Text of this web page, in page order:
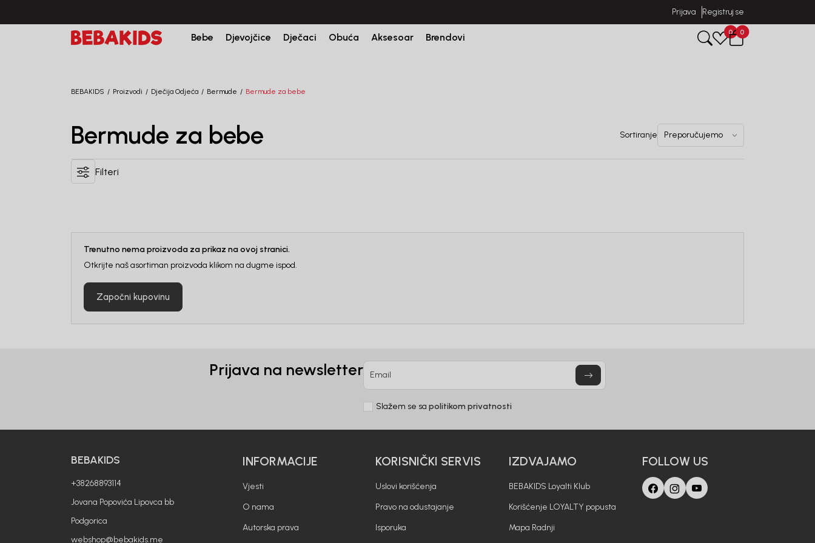
Prijava Registruj se
Bebe Djevojčice Dječaci Obuća Aksesoar Brendovi 0 0
BEBAKIDS Proizvodi Dječija Odjeća Bermude Bermude za bebe
Bermude za bebe Sortiranje
Filteri
Trenutno nema proizvoda za prikaz na ovoj stranici.
Otkrijte naš asortiman proizvoda klikom na dugme ispod.
Započni kupovinu
Prijava na newsletter Email
Slažem se sa politikom privatnosti
BEBAKIDS
+38268893114
Jovana Popovića Lipovca bb
Podgorica
webshop@bebakids.me
INFORMACIJE
Vjesti
O nama
Autorska prava
KORISNIČKI SERVIS
Uslovi korišćenja
Pravo na odustajanje
Isporuka
IZDVAJAMO
BEBAKIDS Loyalti Klub
Korišćenje LOYALTY popusta
Mapa Radnji
FOLLOW US
putem Promo-Tiket koda!
decenijama veruju.
Potvrđujem da sam pročitao/la, razumeo/la i da se slažem sa